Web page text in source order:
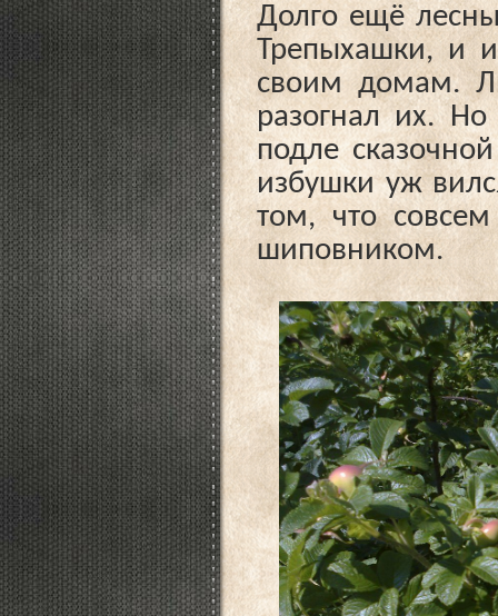
Долго ещё
Трепыхашки, и
своим домам.
разогнал их.
подле
избушки уж
том, что
шиповником.